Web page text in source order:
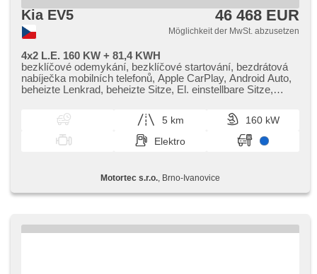
Kia EV5 46 468 EUR
Möglichkeit der MwSt. abzusetzen
4x2 L.E. 160 KW + 81,4 KWH
bezklíčové odemykání, bezklíčové startování, bezdrátová
nabíječka mobilních telefonů, Apple CarPlay, Android Auto,
beheizte Lenkrad, beheizte Sitze, El. einstellbare Sitze,
Scheiben, El. Deckel des Kofferraums, třízónová
klimatizace, Vorderlichter LED, LED adaptivní světlomety,
Adaptive Geschwindigkeitsregelung, parkovací senzory
přední, přední pohon, Automatikgetriebe, Lederpolsterung,
5 km
160 kW
Elektro
Motortec s.r.o. , Brno-Ivanovice